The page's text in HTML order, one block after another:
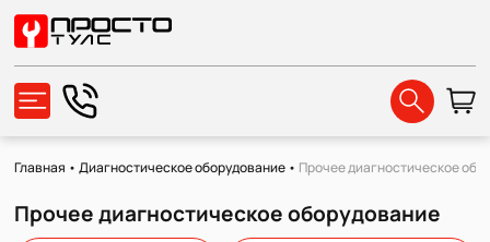
Главная •Диагностическое оборудование • Прочее диагностическое
Прочее диагностическое оборудование